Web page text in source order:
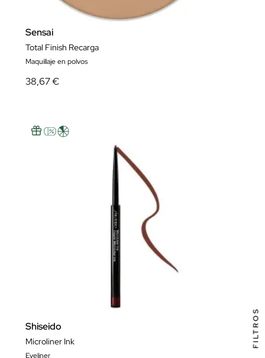
Sensai
Total Finish Recarga
Maquillaje en polvos
38,67 €
Shiseido
Microliner Ink
Eyeliner
FILTROS